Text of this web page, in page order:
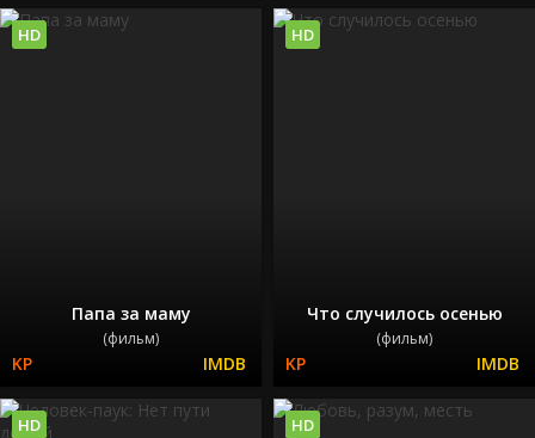
Папа за маму
(фильм)
HD
Что случилось осенью
(фильм)
HD
HD HD